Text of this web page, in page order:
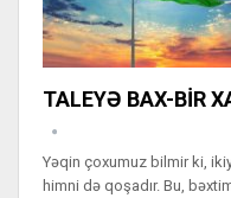
TALEYƏ BAX-BİR
Yəqin çoxumuz bilmir ki,
himni də qoşadır. Bu,